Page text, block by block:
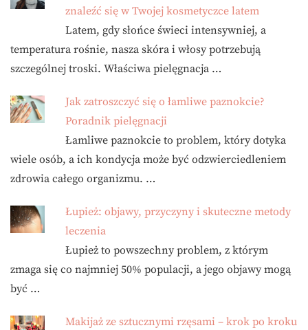
znaleźć się w Twojej kosmetyczce latem
Latem, gdy słońce świeci intensywniej, a
temperatura rośnie, nasza skóra i włosy potrzebują
szczególnej troski. Właściwa pielęgnacja …
Jak zatroszczyć się o łamliwe paznokcie?
Poradnik pielęgnacji
Łamliwe paznokcie to problem, który dotyka
wiele osób, a ich kondycja może być odzwierciedleniem
zdrowia całego organizmu. …
Łupież: objawy, przyczyny i skuteczne metody
leczenia
Łupież to powszechny problem, z którym
zmaga się co najmniej 50% populacji, a jego objawy mogą
być …
Makijaż ze sztucznymi rzęsami – krok po kroku